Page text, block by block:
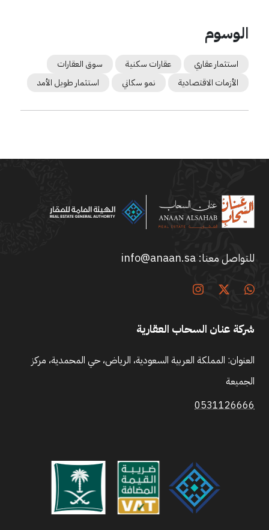
الوسوم
استثمار عقاري عقارات سكنية
سوق العقارات
الأزمات الاقتصادية
نمو سكاني استثمار طويل الأمد
للتواصل معنا: info@anaan.sa
شركة عنان السحاب العقارية
العنوان: المملكة العربية السعودية، الرياض، حي المحمدية، مركز
الجميعة
0531126666